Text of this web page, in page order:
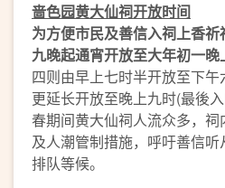
啬色园黄大仙祠开放时间
为方便市民及善信入祠上香
九晚起通宵开放至大年初一晚
四则由早上七时半开放至下
更延长开放至晚上九时(最後
春期间黄大仙祠人流众多，
及人潮管制措施，呼吁善信
排队等候。